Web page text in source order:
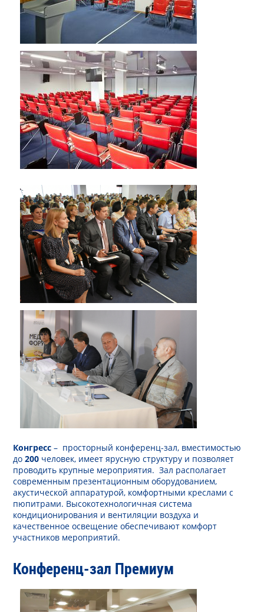
Конгресс – просторный конференц-зал, вместимостью
до200 человек, имеет ярусную структуру и позволяет
проводить крупные мероприятия. Зал располагает
современным презентационным оборудованием,
акустической аппаратурой, комфортными креслами с
пюпитрами. Высокотехнологичная система
кондиционирования и вентиляции воздуха и
качественное освещение обеспечивают комфорт
участников мероприятий.
Конференц-зал Премиум